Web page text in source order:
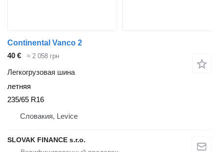
Continental Vanco 2
40 €
≈ 2 058 грн
Легкогрузовая шина
летняя
235/65 R16
Словакия, Levice
SLOVAK FINANCE s.r.o.